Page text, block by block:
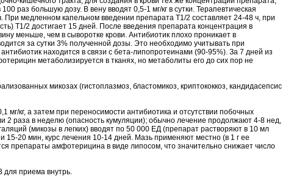
раз большую дозу. В вену вводят 0,5-1 мг/кг в сутки. Терапевтическая
При медленном капельном введении препарата Т1/2 составляет 24-48 ч, при
Т1/2 достигает 15 дней. После введения препарата концентрация в
меньше, чем в сыворотке крови. Антибиотик плохо проникает в
за сутки 3% полученной дозы. Это необходимо учитывать при
находится в связи с бета-липопротеинами (90-95%). За 7 дней из
метаболизируется в тканях, но метаболиты его до сих пор не
микозах (гистоплазмоз, бластомикоз, криптококкоз, кандидасепсис
мг/кг, а затем при переносимости антибиотика и отсутствии побочных
2 раза в неделю (опасность кумуляции); обычно лечение продолжают 4-8 нед,
(микозы в легких) вводят по 50 000 ЕД (препарат растворяют в 10 мл
20 мин, курс лечения 10-14 дней. Мазь применяют местно (в 1 г ее
препараты амфотерицина в виде липосом, что значительно снижает число
приема внутрь.